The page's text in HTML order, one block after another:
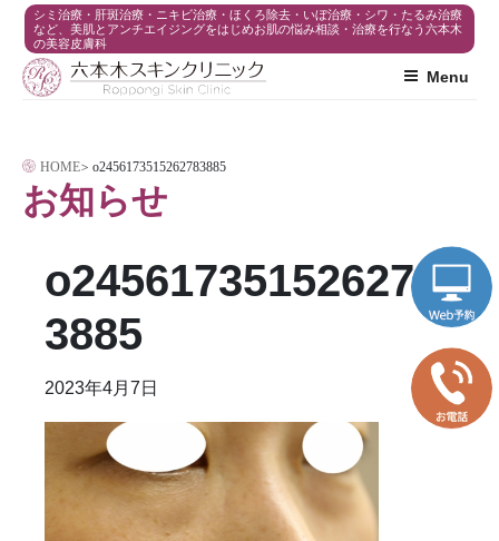
シミ治療・肝斑治療・ニキビ治療・ほくろ除去・いぼ治療・シワ・たるみ治療
など、美肌とアンチエイジングをはじめお肌の悩み相談・治療を行なう六本木
の美容皮膚科
Menu
HOME> o2456173515262783885
お知らせ
o245617351526278
3885
2023年4月7日